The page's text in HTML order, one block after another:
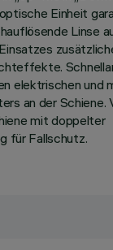
Einheit
Linse
elektrischen und
an der Schiene.
mit doppelter
für Fallschutz.